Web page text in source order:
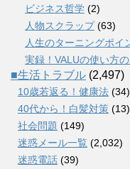
ビジネス哲学 (2)
人物スクラップ(63)
人生のターニングポイ
実録！VALUの使い方
■生活トラブル (2,497)
10歳若返る！健康法 (34)
40代から！白髪対策 (13)
社会問題 (149)
迷惑メール一覧 (2,032)
迷惑電話 (39)